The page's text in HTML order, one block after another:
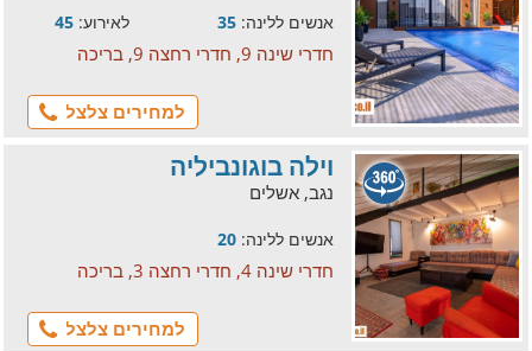
אנשים ללינה: 35 לאירוע: 45
חדרי שינה 9, חדרי רחצה 9, בריכה
למחירים צלצל
וילה בוגונביליה
נגב, אשלים
אנשים ללינה: 20
חדרי שינה 4, חדרי רחצה 3, בריכה
למחירים צלצל